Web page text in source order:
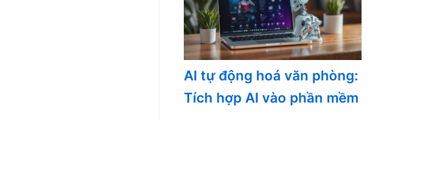
AI tự động hoá văn phòng:
Tích hợp AI vào phần mềm